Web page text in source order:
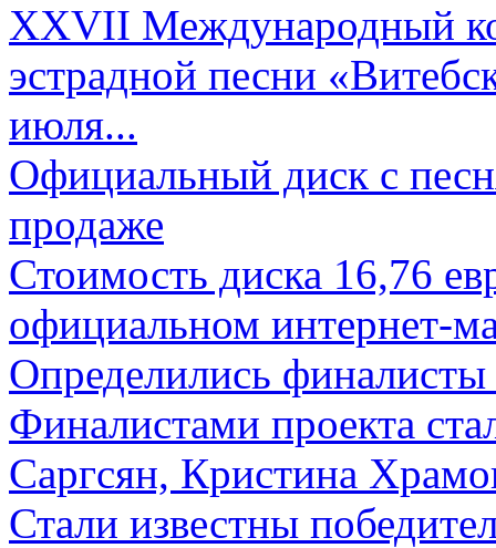
XXVII Международный
эстрадной песни
июля...
Официальный диск с
продаже
Стоимость диска 16,76
официальном интернет-
Определились
Финалистами проекта
Саргсян, Кристина
Стали известны